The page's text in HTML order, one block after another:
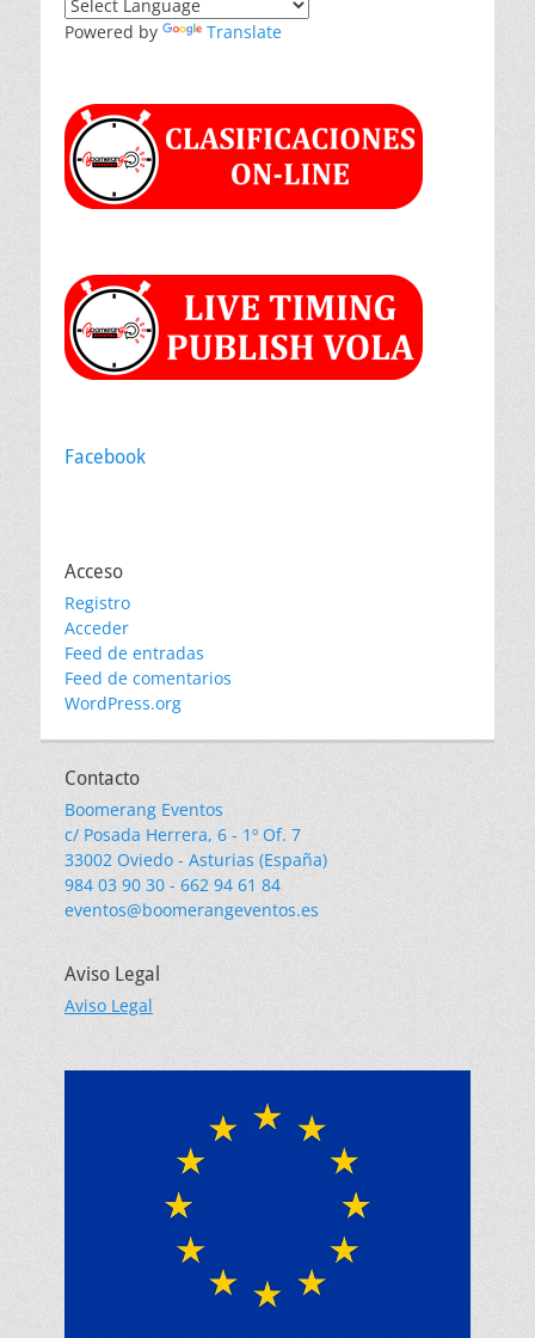
Powered by Translate
Facebook
Acceso
Registro
Acceder
Feed de entradas
Feed de comentarios
WordPress.org
Contacto
Boomerang Eventos
c/ Posada Herrera, 6 - 1º Of. 7
33002 Oviedo - Asturias (España)
984 03 90 30 - 662 94 61 84
eventos@boomerangeventos.es
Aviso Legal
Aviso Legal